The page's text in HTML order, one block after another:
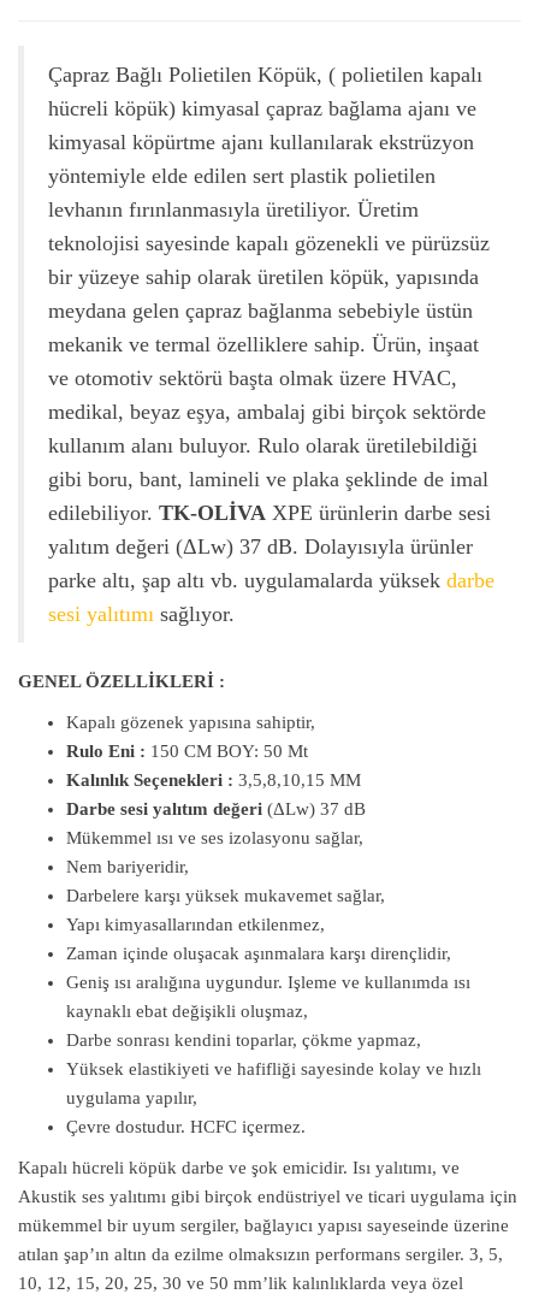
Çapraz Bağlı Polietilen Köpük, ( polietilen kapalı
hücreli köpük) kimyasal çapraz bağlama ajanı ve
kimyasal köpürtme ajanı kullanılarak ekstrüzyon
yöntemiyle elde edilen sert plastik polietilen
levhanın fırınlanmasıyla üretiliyor. Üretim
teknolojisi sayesinde kapalı gözenekli ve pürüzsüz
bir yüzeye sahip olarak üretilen köpük, yapısında
meydana gelen çapraz bağlanma sebebiyle üstün
mekanik ve termal özelliklere sahip. Ürün, inşaat
ve otomotiv sektörü başta olmak üzere HVAC,
medikal, beyaz eşya, ambalaj gibi birçok sektörde
kullanım alanı buluyor. Rulo olarak üretilebildiği
gibi boru, bant, lamineli ve plaka şeklinde de imal
edilebiliyor. TK-OLİVA XPE ürünlerin darbe sesi
yalıtım değeri (ΔLw) 37 dB. Dolayısıyla ürünler
parke altı, şap altı vb. uygulamalarda yüksek darbe
sesi yalıtımı sağlıyor.
GENEL ÖZELLİKLERİ :
Kapalı gözenek yapısına sahiptir,
Rulo Eni : 150 CM BOY: 50 Mt
Kalınlık Seçenekleri : 3,5,8,10,15 MM
Darbe sesi yalıtım değeri (ΔLw) 37 dB
Mükemmel ısı ve ses izolasyonu sağlar,
Nem bariyeridir,
Darbelere karşı yüksek mukavemet sağlar,
Yapı kimyasallarından etkilenmez,
Zaman içinde oluşacak aşınmalara karşı dirençlidir,
Geniş ısı aralığına uygundur. Işleme ve kullanımda ısı
kaynaklı ebat değişikli oluşmaz,
Darbe sonrası kendini toparlar, çökme yapmaz,
Yüksek elastikiyeti ve hafifliği sayesinde kolay ve hızlı
uygulama yapılır,
Çevre dostudur. HCFC içermez.
Kapalı hücreli köpük darbe ve şok emicidir. Isı yalıtımı, ve
Akustik ses yalıtımı gibi birçok endüstriyel ve ticari uygulama için
mükemmel bir uyum sergiler, bağlayıcı yapısı sayeseinde üzerine
atılan şap’ın altın da ezilme olmaksızın performans sergiler. 3, 5,
10, 12, 15, 20, 25, 30 ve 50 mm’lik kalınlıklarda veya özel